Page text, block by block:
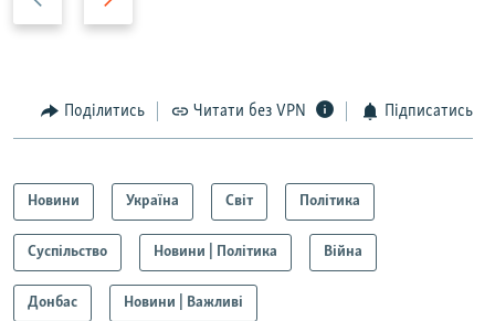
д
Поділитись Читати без VPN Підписатись
Новини Україна Світ Політика
Суспільство Новини | Політика Війна
Донбас Новини | Важливі